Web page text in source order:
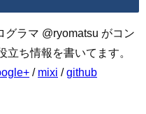
グラマ @ryomatsu がコン
立ち情報を書いてます。
/ mixi /github